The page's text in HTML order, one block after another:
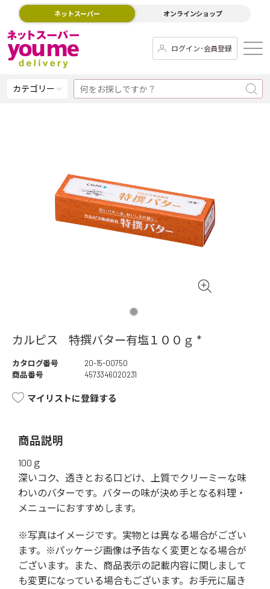
ネットスーパー オンラインショップ
ログイン･会員登録
カテゴリー
カルピス 特撰バター有塩１００ｇ *
カタログ番号
20-15-00750
商品番号
4573346020231
マイリストに登録する
商品説明
100ｇ
深いコク、透きとおる口どけ、上質でクリーミーな味
わいのバターです。バターの味が決め手となる料理・
メニューにおすすめします。
※写真はイメージです。実物とは異なる場合がござい
ます。※パッケージ画像は予告なく変更となる場合が
ございます。また、商品表示の記載内容に関しまして
も変更になっている場合もございます。お手元に届き